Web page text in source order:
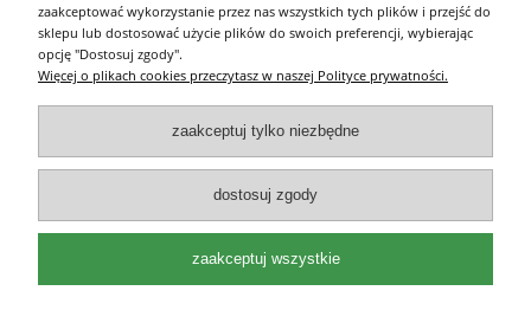
Moje konto
Płatności i dostawa
Informacje
O nas
Olea Szkółka Roślin Ozdobnych | ul. Św. Michała 114, 62-800 Kalisz |
zaakceptować wykorzystanie przez nas wszystkich tych plików i przejść do
sklepu lub dostosować użycie plików do swoich preferencji, wybierając
opcję "Dostosuj zgody".
Więcej o plikach cookies przeczytasz w naszej Polityce prywatności.
zaakceptuj tylko niezbędne
dostosuj zgody
zaakceptuj wszystkie